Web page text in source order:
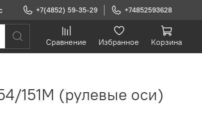
+7(4852) 59-35-29 +74852593628
Сравнение Избранное Корзина
151М (рулевые оси)